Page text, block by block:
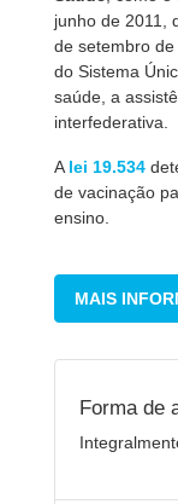
junho de 2011,
de setembro
do Sistema
saúde, a
interfederativa.
A lei 19.534
de vacinação
ensino.
MAIS
Forma de